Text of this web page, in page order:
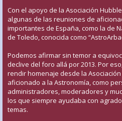
Con el apoyo de la Asociación
algunas de las reuniones de
importantes de España, como la de
de Toledo, conocida como
Podemos afirmar sin temor a
declive del foro allá por 2013. Por
rendir homenaje desde la
aficionado a la Astronomía, como
administradores, moderadores y
los que siempre ayudaba con
temas.